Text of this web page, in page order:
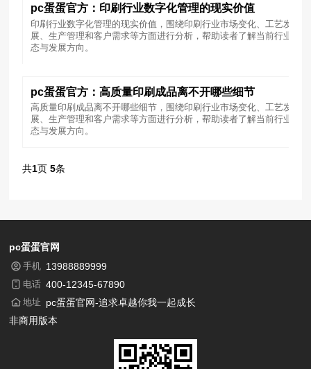
pc蛋蛋官方：印刷行业数字化管理的现实价值
印刷行业数字化管理的现实价值，围绕印刷行业市场变化、工艺发
展、生产管理和客户需求等方面进行分析，帮助读者了解当前行业动
态与发展方向。
pc蛋蛋官方：高质量印刷成品离不开哪些细节
高质量印刷成品离不开哪些细节，围绕印刷行业市场变化、工艺发
展、生产管理和客户需求等方面进行分析，帮助读者了解当前行业动
态与发展方向。
共1页5条
pc蛋蛋官网
手机 13988889999
电话 400-12345-67890
地址 pc蛋蛋官网-追求卓越你我一起成长
非商用版本